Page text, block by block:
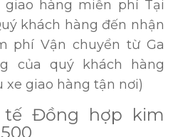
giao hàng miễn phí Tại
khách hàng đến nhận
phí Vận chuyển từ Ga
của quý khách hàng
xe giao hàng tận nơi)
Đồng hợp kim